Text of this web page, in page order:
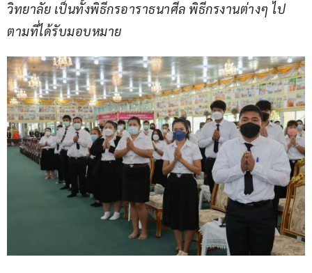
วิทยาลัย เป็นทั้งพิธีกรอาราธนาศีล พิธีกรงานต่างๆ ไป
ตามที่ได้รับมอบหมาย